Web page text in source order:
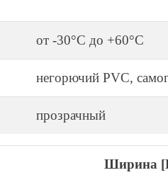
от -30°C до +60°C
негорючий PVC,
прозрачный
Ширина